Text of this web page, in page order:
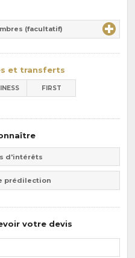
(facultatif)
et transferts
FIRST
d'intérêts
prédilection
votre devis